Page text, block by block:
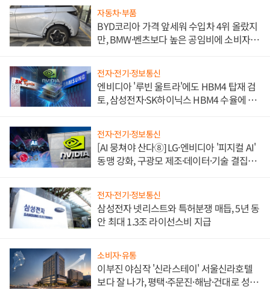
자동차·부품
BYD코리아 가격 앞세워 수입차 4위 올랐지
만, BMW·벤츠보다 높은 공임비에 소비자
전자·전기·정보통신
엔비디아 '루빈 울트라'에도 HBM4 탑재 검
토, 삼성전자·SK하이닉스 HBM4 수율에 주
전자·전기·정보통신
[AI 뭉쳐야 산다⑧] LG·엔비디아 '피지컬 AI'
동맹 강화, 구광모 제조·데이터·기술 결집
전자·전기·정보통신
삼성전자 넷리스트와 특허분쟁 매듭, 5년 동
안 최대 1.3조 라이선스비 지급
소비자·유통
이부진 야심작 '신라스테이' 서울신라호텔
보다 잘 나가, 평택·주문진·해남·건대로 성